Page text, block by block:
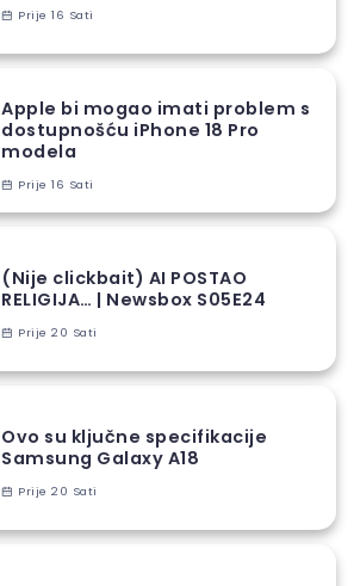
Prije 16 Sati
Apple bi mogao imati problem s
dostupnošću iPhone 18 Pro
modela
Prije 16 Sati
(Nije clickbait) AI POSTAO
RELIGIJA… | Newsbox S05E24
Prije 20 Sati
Ovo su ključne specifikacije
Samsung Galaxy A18
Prije 20 Sati